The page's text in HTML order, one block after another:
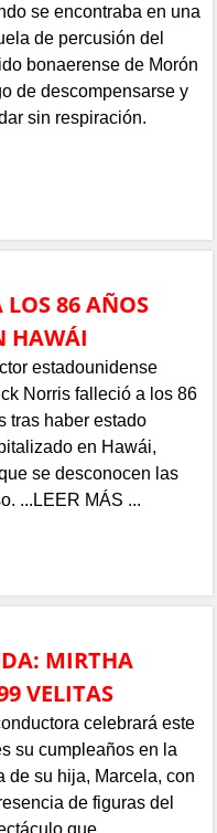
se encontraba en una
de percusión del
bonaerense de Morón
de descompensarse y
sin respiración.
86 AÑOS
HAWÁI
estadounidense
Norris falleció a los 86
tras haber estado
en Hawái,
se desconocen las
...LEER MÁS ...
MIRTHA
VELITAS
celebrará este
su cumpleaños en la
de su hija, Marcela, con
de figuras del
que